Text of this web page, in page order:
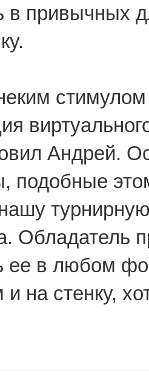
в привычных
Андрей.
подобные
Обладатель
ее в любом
и на стенку,